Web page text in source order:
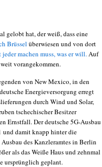
gelobt hat, der weiß, dass eine
Brüssel überwiesen und von dort
machen muss, was er will. Auf
vorangekommen.
von New Mexico, in den
Energieversorgung erregt
durch Wind und Solar,
tschechischer Besitzer
Ernstfall. Der deutsche 5G-Ausbau
und damit knapp hinter die
des Kanzleramtes in Berlin
als das Weiße Haus und zehnmal
ursprünglich geplant.